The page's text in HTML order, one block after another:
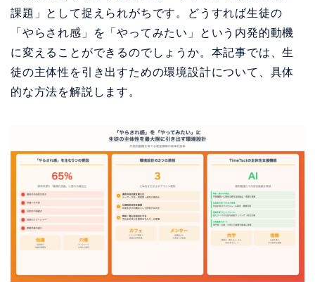
課題」として捉えられがちです。どうすれば生徒の
「やらされ感」を「やってみたい」という内発的動機
に変えることができるのでしょうか。本記事では、生
徒の主体性を引き出すための環境設計について、具体
的な方法を解説します。